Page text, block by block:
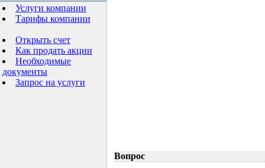
Услуги компании
Тарифы компании
Открыть счет
Как продать акции
Необходимые
документы
Запрос на услуги
Вопрос